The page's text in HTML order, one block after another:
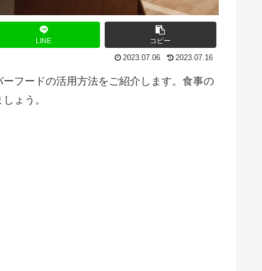
LINE コピー
2023.07.06 2023.07.16
フードの活用方法をご紹介します。食事の
ょう。